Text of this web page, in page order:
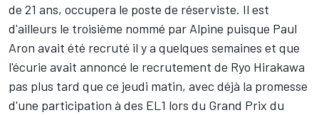
de 21 ans, occupera le poste de réserviste. Il est
d'ailleurs le troisième nommé par Alpine puisque Paul
Aron avait été recruté il y a quelques semaines et que
l'écurie avait annoncé le recrutement de Ryo Hirakawa
pas plus tard que ce jeudi matin, avec déjà la promesse
d'une participation à des EL1 lors du Grand Prix du